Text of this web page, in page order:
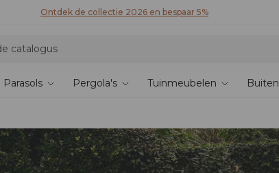
Ontdek de collectie 2026 en bespaar 5%
Parasols Pergola's Tuinmeubelen